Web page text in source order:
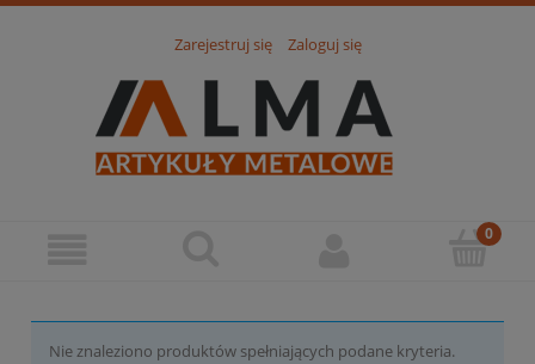
Zarejestruj się Zaloguj się
Nie znaleziono produktów spełniających podane kryteria.